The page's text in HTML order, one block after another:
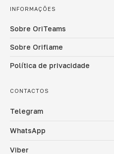
INFORMAÇÕES
Sobre OriTeams
Sobre Oriflame
Política de privacidade
CONTACTOS
Telegram
WhatsApp
Viber